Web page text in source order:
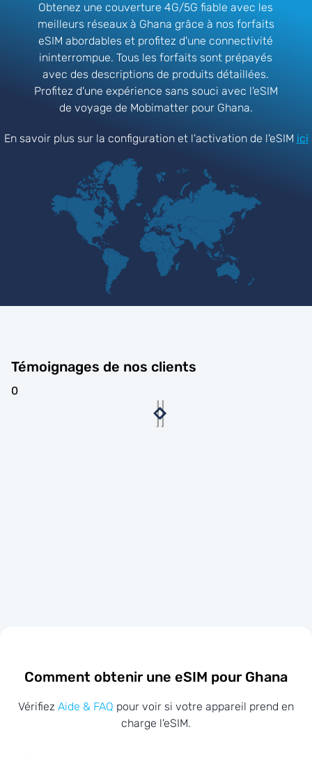
Obtenez une couverture 4G/5G fiable avec les
meilleurs réseaux à Ghana grâce à nos forfaits
eSIM abordables et profitez d'une connectivité
ininterrompue. Tous les forfaits sont prépayés
avec des descriptions de produits détaillées.
Profitez d'une expérience sans souci avec l'eSIM
de voyage de Mobimatter pour Ghana.
En savoir plus sur la configuration et l'activation de l'eSIM ici
Témoignages de nos clients
0
Comment obtenir une eSIM pour Ghana
Vérifiez Aide & FAQ pour voir si votre appareil prend en
charge l'eSIM.